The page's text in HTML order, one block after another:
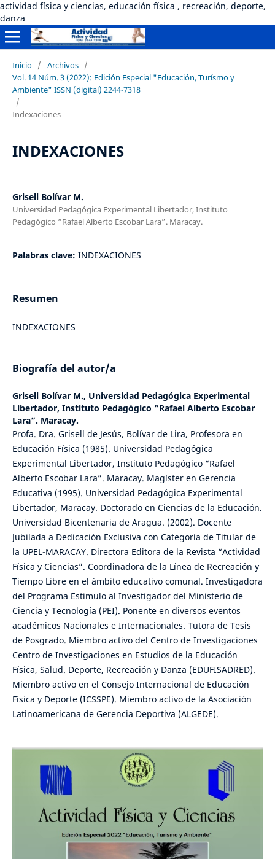
actividad física y ciencias, educación física , recreación, deporte,
danza
Inicio / Archivos /
Vol. 14 Núm. 3 (2022): Edición Especial "Educación, Turísmo y
Ambiente" ISSN (digital) 2244-7318
/
Indexaciones
INDEXACIONES
Grisell Bolívar M.
Universidad Pedagógica Experimental Libertador, Instituto
Pedagógico “Rafael Alberto Escobar Lara”. Maracay.
Palabras clave: INDEXACIONES
Resumen
INDEXACIONES
Biografía del autor/a
Grisell Bolívar M., Universidad Pedagógica Experimental
Libertador, Instituto Pedagógico “Rafael Alberto Escobar
Lara”. Maracay.
Profa. Dra. Grisell de Jesús, Bolívar de Lira, Profesora en
Educación Física (1985). Universidad Pedagógica
Experimental Libertador, Instituto Pedagógico “Rafael
Alberto Escobar Lara”. Maracay. Magíster en Gerencia
Educativa (1995). Universidad Pedagógica Experimental
Libertador, Maracay. Doctorado en Ciencias de la Educación.
Universidad Bicentenaria de Aragua. (2002). Docente
Jubilada a Dedicación Exclusiva con Categoría de Titular de
la UPEL-MARACAY. Directora Editora de la Revista “Actividad
Física y Ciencias”. Coordinadora de la Línea de Recreación y
Tiempo Libre en el ámbito educativo comunal. Investigadora
del Programa Estimulo al Investigador del Ministerio de
Ciencia y Tecnología (PEI). Ponente en diversos eventos
académicos Nacionales e Internacionales. Tutora de Tesis
de Posgrado. Miembro activo del Centro de Investigaciones
Centro de Investigaciones en Estudios de la Educación
Física, Salud. Deporte, Recreación y Danza (EDUFISADRED).
Miembro activo en el Consejo Internacional de Educación
Física y Deporte (ICSSPE). Miembro activo de la Asociación
Latinoamericana de Gerencia Deportiva (ALGEDE).